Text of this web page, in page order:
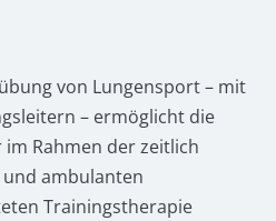
von Lungensport – mit
– ermöglicht die
Rahmen der zeitlich
ambulanten
Trainingstherapie